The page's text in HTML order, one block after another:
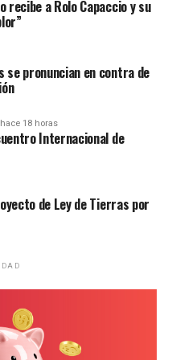
del interés público, el
recursos estratégicos
de la Propiedad
Avanza consiste en
la intervención
acelerar la
y promover la
abordaba de
las
y ciudadanos
y extensiones
recibe a Rolo Capaccio y su
se pronuncian en contra de
hace 18 horas
Internacional de
de Ley de Tierras por